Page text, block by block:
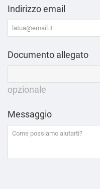
Indirizzo email
Documento allegato
opzionale
Messaggio